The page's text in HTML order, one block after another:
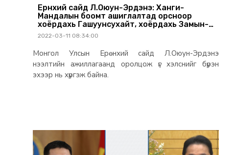
Ерөнхий сайд Л.Оюун-Эрдэнэ: Ханги-
Мандалын боомт ашиглалтад орсноор
хоёрдахь Гашуунсухайт, хоёрдахь Замын-
Үүд бий болох юм
2022-03-11 08:34:00
Монгол Улсын Ерөнхий сайд Л.Оюун-Эрдэнэ
нээлтийн ажиллагаанд оролцож үг хэлснийг бүрэн
эхээр нь хүргэж байна.